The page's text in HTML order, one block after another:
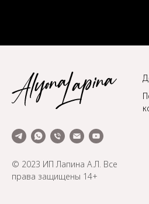
© 2023 ИП Лапина А.Л. Все
права защищены 14+